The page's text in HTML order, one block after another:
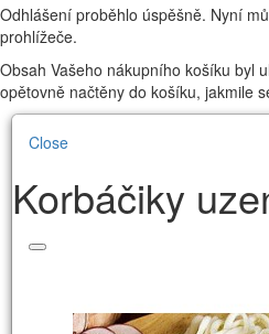
Odhlášení proběhlo úspěšně. Nyní
prohlížeče.
Obsah Vašeho nákupního košíku byl
opětovně načtěny do košíku, jakmile
Close
Korbáčiky